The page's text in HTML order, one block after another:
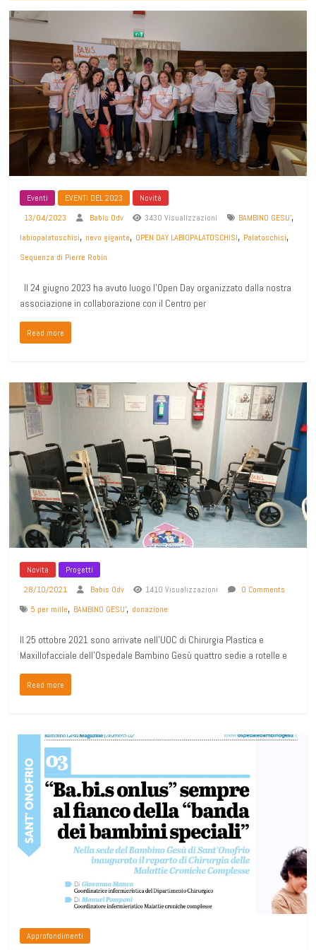
Eventi EVENTI DEL 2023
Novità
13/04/2023
Babis Odv 3430 Visualizzazioni BAMBINO GESU',
labiopalatoschisi, nevo gigante, OPEN DAY LABIOPALATOSCHISI, Palatoschisi,
Sequenza di Pierre Robin
Il 24 giugno 2023 ha avuto luogo l’Open Day organizzato dalla nostra
associazione in collaborazione con il Centro per
Read more
Novità
Progetti
28/10/2021
Babis Odv 1410 Visualizzazioni
0 Comments
5 per mille, BAMBINO GESU', donazione
Il 25 ottobre 2021 sono arrivate nell’UOC di Chirurgia Plastica e
Maxillofacciale dell’Ospedale Bambino Gesù quattro sedie a rotelle e
Read more
Approfondimenti